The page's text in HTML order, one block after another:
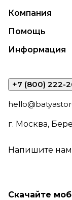
Компания
Помощь
Информация
+7 (800) 222-
г. Москва,
Напишите нам
Скачайте